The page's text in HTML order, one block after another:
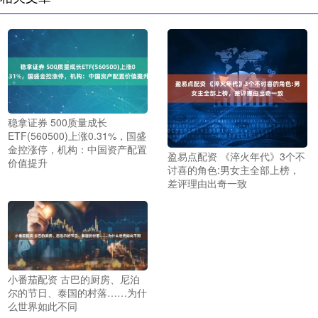
稳拿证券 500质量成长
ETF(560500)上涨0.31%，国盛
金控涨停，机构：中国资产配置
价值提升
盈易点配资 《淬火年代》3个不
讨喜的角色:男女主全部上榜，
差评理由出奇一致
小番茄配资 古巴的厨房、尼泊
尔的节日、泰国的村落……为什
么世界如此不同